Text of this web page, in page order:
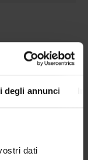
degli annunci
dati